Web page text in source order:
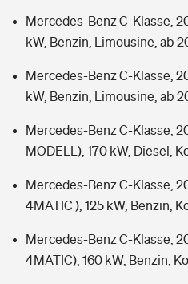
Mercedes-Benz C-Klasse,
kW, Benzin, Limousine, ab
Mercedes-Benz C-Klasse,
kW, Benzin, Limousine, ab
Mercedes-Benz C-Klasse,
MODELL), 170 kW, Diesel,
Mercedes-Benz C-Klasse,
4MATIC ), 125 kW, Benzin,
Mercedes-Benz C-Klasse,
4MATIC), 160 kW, Benzin,